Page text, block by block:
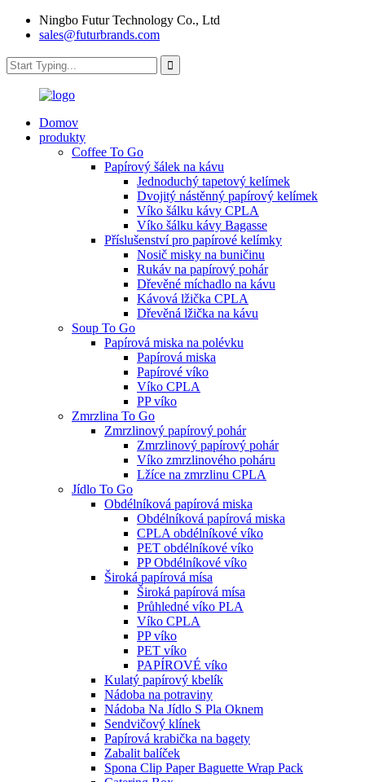
Ningbo Futur Technology Co., Ltd
sales@futurbrands.com
Domov
produkty
Coffee To Go
Papírový šálek na kávu
Jednoduchý tapetový kelímek
Dvojitý nástěnný papírový kelímek
Víko šálku kávy CPLA
Víko šálku kávy Bagasse
Příslušenství pro papírové kelímky
Nosič misky na buničinu
Rukáv na papírový pohár
Dřevěné míchadlo na kávu
Kávová lžička CPLA
Dřevěná lžička na kávu
Soup To Go
Papírová miska na polévku
Papírová miska
Papírové víko
Víko CPLA
PP víko
Zmrzlina To Go
Zmrzlinový papírový pohár
Zmrzlinový papírový pohár
Víko zmrzlinového poháru
Lžíce na zmrzlinu CPLA
Jídlo To Go
Obdélníková papírová miska
Obdélníková papírová miska
CPLA obdélníkové víko
PET obdélníkové víko
PP Obdélníkové víko
Široká papírová mísa
Široká papírová mísa
Průhledné víko PLA
Víko CPLA
PP víko
PET víko
PAPÍROVÉ víko
Kulatý papírový kbelík
Nádoba na potraviny
Nádoba Na Jídlo S Pla Oknem
Sendvičový klínek
Papírová krabička na bagety
Zabalit balíček
Spona Clip Paper Baguette Wrap Pack